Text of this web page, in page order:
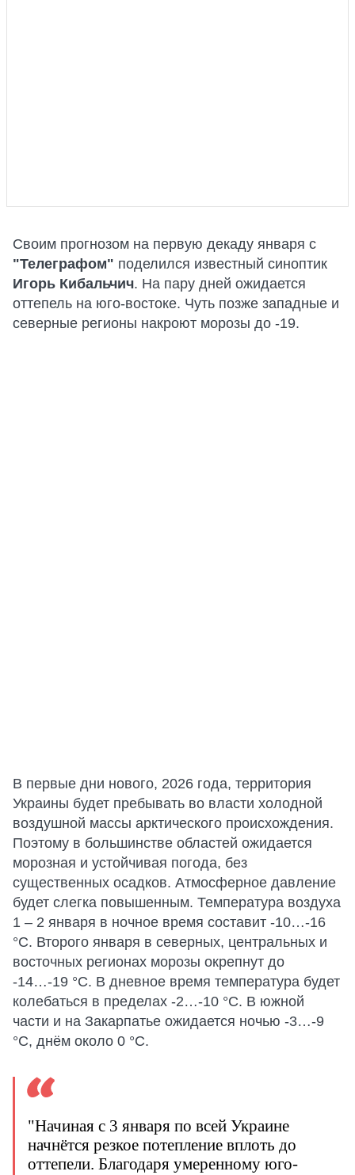
Своим прогнозом на первую декаду января с
"Телеграфом" поделился известный синоптик
Игорь Кибальчич. На пару дней ожидается
оттепель на юго-востоке. Чуть позже западные и
северные регионы накроют морозы до -19.
В первые дни нового, 2026 года, территория
Украины будет пребывать во власти холодной
воздушной массы арктического происхождения.
Поэтому в большинстве областей ожидается
морозная и устойчивая погода, без
существенных осадков. Атмосферное давление
будет слегка повышенным. Температура воздуха
1 – 2 января в ночное время составит -10…-16
°С. Второго января в северных, центральных и
восточных регионах морозы окрепнут до
-14…-19 °С. В дневное время температура будет
колебаться в пределах -2…-10 °С. В южной
части и на Закарпатье ожидается ночью -3…-9
°С, днём около 0 °С.
"Начиная с 3 января по всей Украине
начнётся резкое потепление вплоть до
оттепели. Благодаря умеренному юго-